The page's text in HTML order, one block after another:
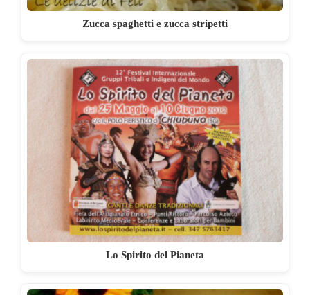
Zucca spaghetti e zucca stripetti
Lo Spirito del Pianeta